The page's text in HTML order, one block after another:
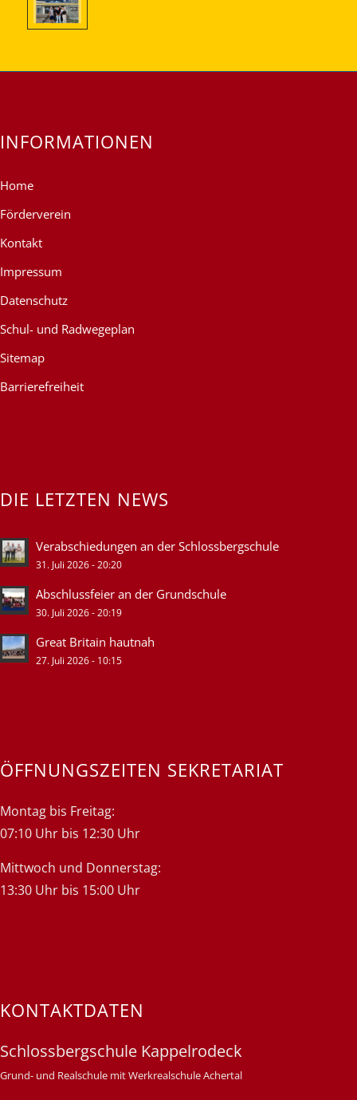
INFORMATIONEN
Home
Förderverein
Kontakt
Impressum
Datenschutz
Schul- und Radwegeplan
Sitemap
Barrierefreiheit
DIE LETZTEN NEWS
Verabschiedungen an der Schlossbergschule
31. Juli 2026 - 20:20
Abschlussfeier an der Grundschule
30. Juli 2026 - 20:19
Great Britain hautnah
27. Juli 2026 - 10:15
ÖFFNUNGSZEITEN SEKRETARIAT
Montag bis Freitag:
07:10 Uhr bis 12:30 Uhr
Mittwoch und Donnerstag:
13:30 Uhr bis 15:00 Uhr
KONTAKTDATEN
Schlossbergschule Kappelrodeck
Grund- und Realschule mit Werkrealschule Achertal